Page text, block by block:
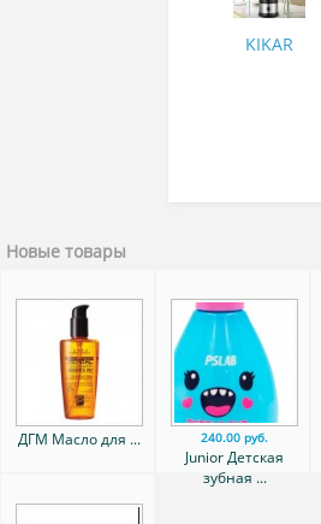
KIKAR
Новые товары
ДГМ Масло для ... 240.00 руб.
Junior Детская
зубная ...